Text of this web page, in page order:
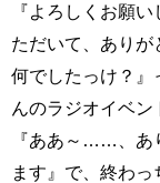
『よろしくお願
ただいて、ありが
何でしたっけ？』
んのラジオイベ
『ああ～……、あ
ます』で、終わっ